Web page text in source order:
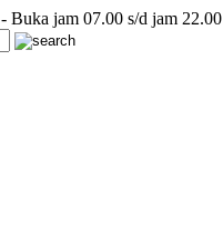
- Buka jam 07.00 s/d jam 22.00